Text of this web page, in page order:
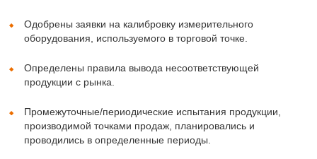
Одобрены заявки на калибровку измерительного
оборудования, используемого в торговой точке.
Определены правила вывода несоответствующей
продукции с рынка.
Промежуточные/периодические испытания продукции,
производимой точками продаж, планировались и
проводились в определенные периоды.